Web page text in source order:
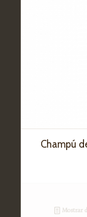
Champú
Mostrar